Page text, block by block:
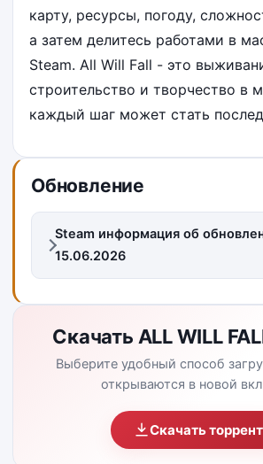
карту, ресурсы, погоду,
а затем делитесь работами в
Steam. All Will Fall - это
строительство и творчество в
каждый шаг может стать
Обновление
Steam информация об
15.06.2026
Скачать ALL WILL
Выберите удобный способ
открываются в новой
Скачать торрент